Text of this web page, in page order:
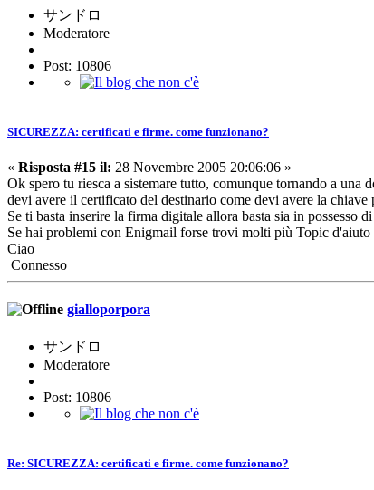
サンドロ
Moderatore
Post: 10806
SICUREZZA: certificati e firme. come funzionano?
« Risposta #15 il: 28 Novembre 2005 20:06:06 »
Ok spero tu riesca a sistemare tutto, comunque tornando a una
devi avere il certificato del destinario come devi avere la chiave
Se ti basta inserire la firma digitale allora basta sia in possesso
Se hai problemi con Enigmail forse trovi molti più Topic d'aiuto
Ciao
Connesso
gialloporpora
サンドロ
Moderatore
Post: 10806
Re: SICUREZZA: certificati e firme. come funzionano?